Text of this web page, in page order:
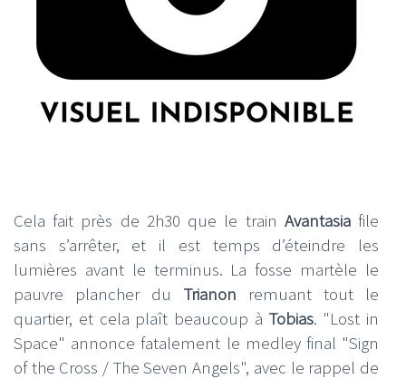
Cela fait près de 2h30 que le train Avantasiafile
sans s’arrêter, et il est temps d’éteindre les
lumières avant le terminus. La fosse martèle le
pauvre plancher du Trianon remuant tout le
quartier, et cela plaît beaucoup à Tobias. "Lost in
Space" annonce fatalement le medley final "Sign
of the Cross / The Seven Angels", avec le rappel de